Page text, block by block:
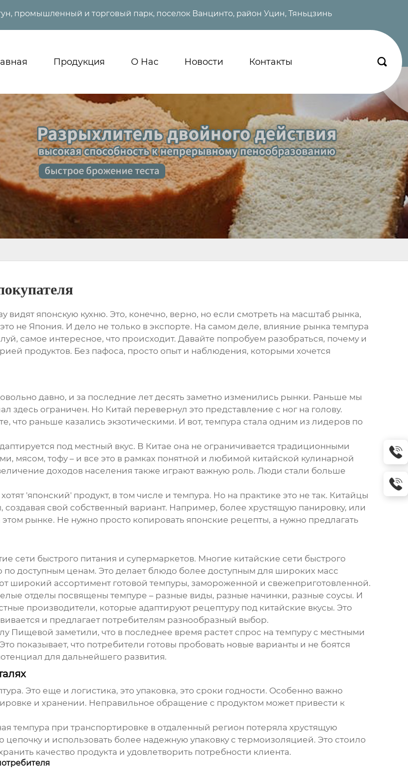
промышленный и торговый парк, поселок Ванцинто, район Уцин, Тяньцзинь
Продукция О Нас Новости Контакты 
видят японскую кухню. Это, конечно, верно, но если смотреть на масштаб рынка,
не Япония. И дело не только в экспорте. На самом деле, влияние рынка темпура
самое интересное, что происходит. Давайте попробуем разобраться, почему и
продуктов. Без пафоса, просто опыт и наблюдения, которыми хочется
давно, и за последние лет десять заметно изменились рынки. Раньше мы
здесь ограничен. Но Китай перевернул это представление с ног на голову.
что раньше казались экзотическими. И вот, темпура стала одним из лидеров по
под местный вкус. В Китае она не ограничивается традиционными
мясом, тофу – и все это в рамках понятной и любимой китайской кулинарной
доходов населения также играют важную роль. Люди стали больше
'японский' продукт, в том числе и темпура. Но на практике это не так. Китайцы
свой собственный вариант. Например, более хрустящую панировку, или
рынке. Не нужно просто копировать японские рецепты, а нужно предлагать
сети быстрого питания и супермаркетов. Многие китайские сети быстрого
по доступным ценам. Это делает блюдо более доступным для широких масс
широкий ассортимент готовой темпуры, замороженной и свежеприготовленной.
отделы посвящены темпуре – разные виды, разные начинки, разные соусы. И
производители, которые адаптируют рецептуру под китайские вкусы. Это
и предлагает потребителям разнообразный выбор.
Пищевой заметили, что в последнее время растет спрос на темпурус местными
показывает, что потребители готовы пробовать новые варианты и не боятся
для дальнейшего развития.
Это еще и логистика, это упаковка, это сроки годности. Особенно важно
и хранении. Неправильное обращение с продуктом может привести к
темпура при транспортировке в отдаленный регион потеряла хрустящую
и использовать более надежную упаковку с термоизоляцией. Это стоило
качество продукта и удовлетворить потребности клиента.